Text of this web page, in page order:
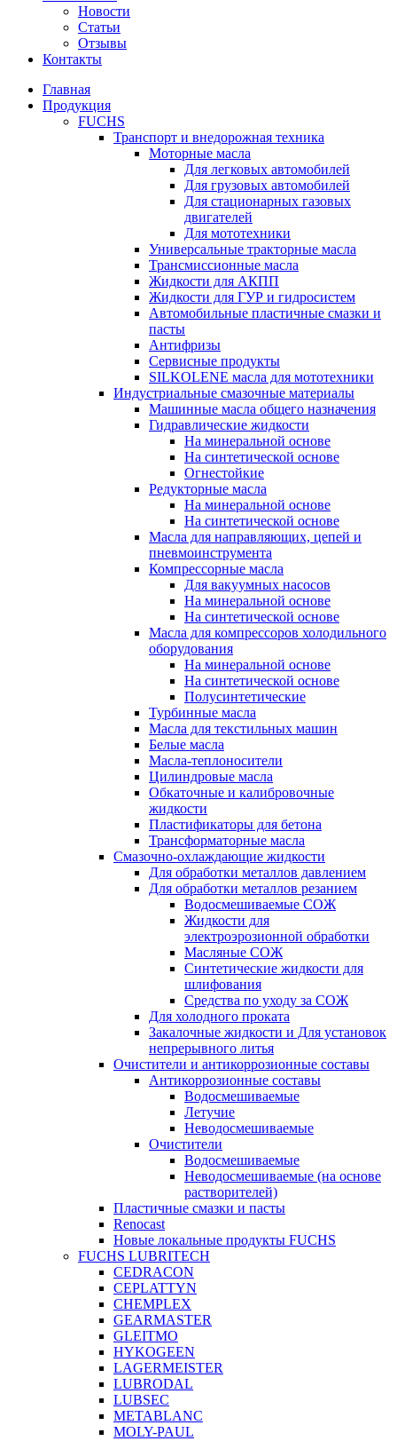
Новости
Статьи
Отзывы
Контакты
Главная
Продукция
FUCHS
Транспорт и внедорожная техника
Моторные масла
Для легковых автомобилей
Для грузовых автомобилей
Для стационарных газовых
двигателей
Для мототехники
Универсальные тракторные масла
Трансмиссионные масла
Жидкости для АКПП
Жидкости для ГУР и гидросистем
Автомобильные пластичные смазки и
пасты
Антифризы
Сервисные продукты
SILKOLENE масла для мототехники
Индустриальные смазочные материалы
Машинные масла общего назначения
Гидравлические жидкости
На минеральной основе
На синтетической основе
Огнестойкие
Редукторные масла
На минеральной основе
На синтетической основе
Масла для направляющих, цепей и
пневмоинструмента
Компрессорные масла
Для вакуумных насосов
На минеральной основе
На синтетической основе
Масла для компрессоров холодильного
оборудования
На минеральной основе
На синтетической основе
Полусинтетические
Турбинные масла
Масла для текстильных машин
Белые масла
Масла-теплоносители
Цилиндровые масла
Обкаточные и калибровочные
жидкости
Пластификаторы для бетона
Трансформаторные масла
Смазочно-охлаждающие жидкости
Для обработки металлов давлением
Для обработки металлов резанием
Водосмешиваемые СОЖ
Жидкости для
электроэрозионной обработки
Масляные СОЖ
Синтетические жидкости для
шлифования
Средства по уходу за СОЖ
Для холодного проката
Закалочные жидкости и Для установок
непрерывного литья
Очистители и антикоррозионные составы
Антикоррозионные составы
Водосмешиваемые
Летучие
Неводосмешиваемые
Очистители
Водосмешиваемые
Неводосмешиваемые (на основе
растворителей)
Пластичные смазки и пасты
Renocast
Новые локальные продукты FUCHS
FUCHS LUBRITECH
CEDRACON
CEPLATTYN
CHEMPLEX
GEARMASTER
GLEITMO
HYKOGEEN
LAGERMEISTER
LUBRODAL
LUBSEC
METABLANC
MOLY-PAUL